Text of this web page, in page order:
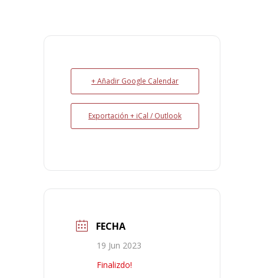
+ Añadir Google Calendar
Exportación + iCal / Outlook
FECHA
19 Jun 2023
Finalizdo!